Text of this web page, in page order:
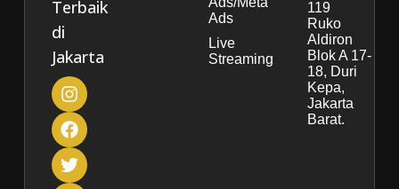
Terbaik
di
Jakarta
Ads
Live
Streaming
119
Ruko
Aldiron
Blok A 17-
18, Duri
Kepa,
Jakarta
Barat.